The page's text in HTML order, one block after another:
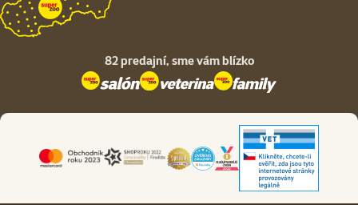
82 predajní, sme vám blízko